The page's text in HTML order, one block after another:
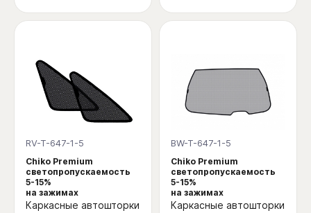
RV-T-647-1-5
Chiko Premium
светопропускаемость
5-15%
на зажимах
Каркасные автошторки
BW-T-647-1-5
Chiko Premium
светопропускаемость
5-15%
на зажимах
Каркасные автошторки